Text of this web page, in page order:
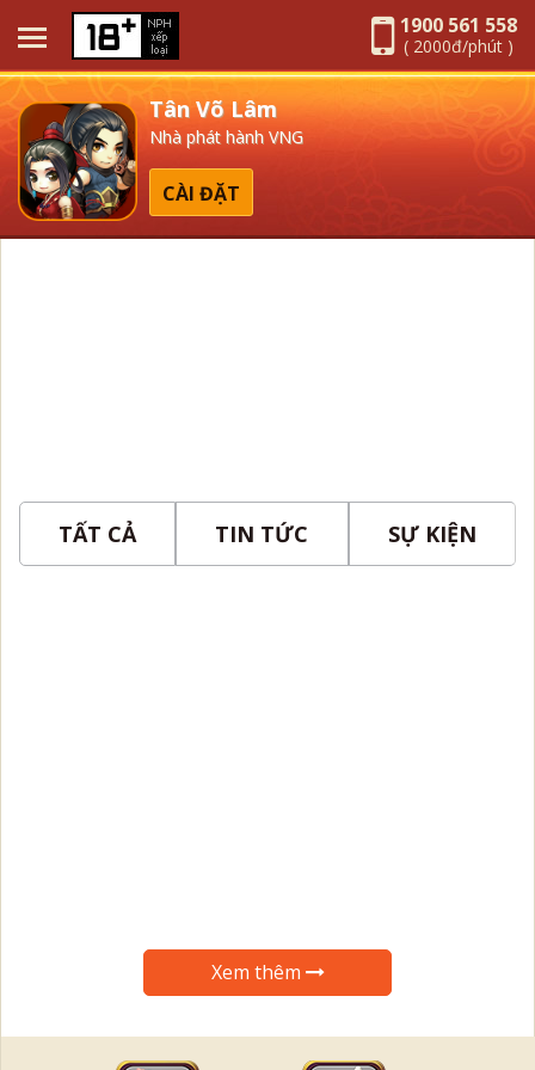
1900 561 558
( 2000đ/phút )
Tân Võ Lâm
Nhà phát hành VNG
CÀI ĐẶT
TẤT CẢ TIN TỨC SỰ KIỆN
Xem thêm